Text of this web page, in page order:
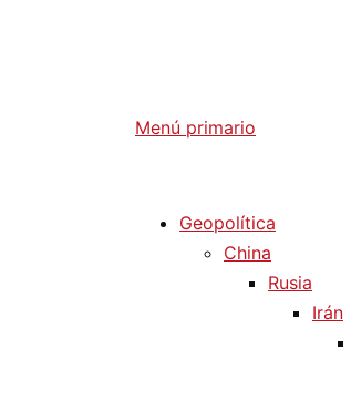
Menú primario
Geopolítica
China
Rusia
Irán